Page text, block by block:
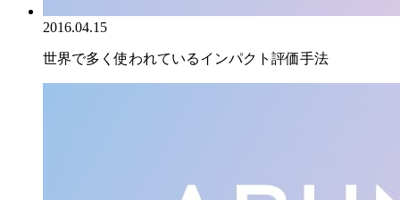
2016.04.15
世界で多く使われているインパクト評価手法